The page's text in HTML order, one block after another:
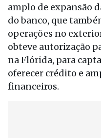
amplo de expansão
do banco, que
operações no
obteve autorização
na Flórida, para
oferecer crédito e
financeiros.